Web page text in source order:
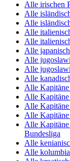
Alle irischen
Alle
Alle
Alle
Alle
Alle
Alle
Alle
Alle
Alle
Alle
Alle
Alle
Alle
Bundesliga
Alle
Alle